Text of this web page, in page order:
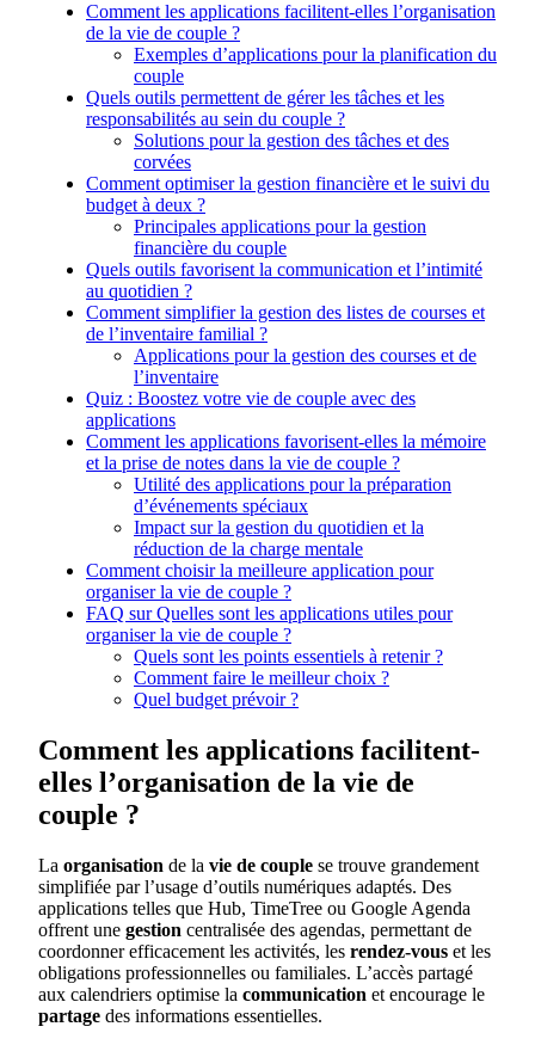
Comment les applications facilitent-elles l’organisation
de la vie de couple ?
Exemples d’applications pour la planification du
couple
Quels outils permettent de gérer les tâches et les
responsabilités au sein du couple ?
Solutions pour la gestion des tâches et des
corvées
Comment optimiser la gestion financière et le suivi du
budget à deux ?
Principales applications pour la gestion
financière du couple
Quels outils favorisent la communication et l’intimité
au quotidien ?
Comment simplifier la gestion des listes de courses et
de l’inventaire familial ?
Applications pour la gestion des courses et de
l’inventaire
Quiz : Boostez votre vie de couple avec des
applications
Comment les applications favorisent-elles la mémoire
et la prise de notes dans la vie de couple ?
Utilité des applications pour la préparation
d’événements spéciaux
Impact sur la gestion du quotidien et la
réduction de la charge mentale
Comment choisir la meilleure application pour
organiser la vie de couple ?
FAQ sur Quelles sont les applications utiles pour
organiser la vie de couple ?
Quels sont les points essentiels à retenir ?
Comment faire le meilleur choix ?
Quel budget prévoir ?
Comment les applications facilitent-
elles l’organisation de la vie de
couple ?
La organisation de la vie de couple se trouve grandement
simplifiée par l’usage d’outils numériques adaptés. Des
applications telles que Hub, TimeTree ou Google Agenda
offrent une gestion centralisée des agendas, permettant de
coordonner efficacement les activités, les rendez-vous et les
obligations professionnelles ou familiales. L’accès partagé
aux calendriers optimise la communication et encourage le
partage des informations essentielles.